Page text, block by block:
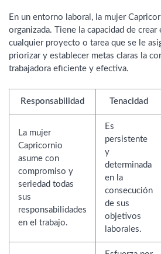
En un entorno laboral, la mujer
organizada. Tiene la capacidad de
cualquier proyecto o tarea que se le
priorizar y establecer metas claras la
trabajadora eficiente y efectiva.
Responsabilidad Tenacidad
La mujer
Capricornio
asume con
compromiso y
seriedad todas
sus
responsabilidades
en el trabajo.
Es
persistente
y
determinada
en la
consecución
de sus
objetivos
laborales.